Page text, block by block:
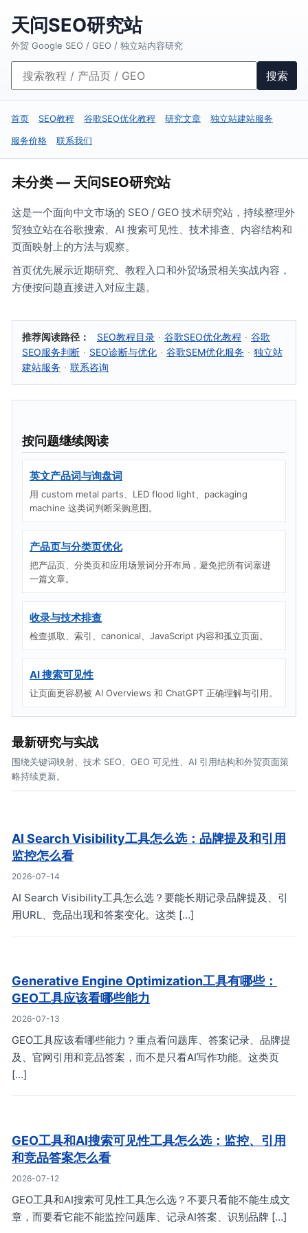
天问SEO研究站
外贸 Google SEO / GEO / 独立站内容研究
搜索
首页 SEO教程 谷歌SEO优化教程 研究文章
独立站建站服务
服务价格
联系我们
未分类 — 天问SEO研究站
这是一个面向中文市场的 SEO / GEO 技术研究站，持续整理外
贸独立站在谷歌搜索、AI 搜索可见性、技术排查、内容结构和
页面映射上的方法与观察。
首页优先展示近期研究、教程入口和外贸场景相关实战内容，
方便按问题直接进入对应主题。
推荐阅读路径： SEO教程目录 · 谷歌SEO优化教程 · 谷歌
SEO服务判断 · SEO诊断与优化 · 谷歌SEM优化服务 · 独立站
建站服务 · 联系咨询
按问题继续阅读
英文产品词与询盘词
用 custom metal parts、LED flood light、packaging
machine 这类词判断采购意图。
产品页与分类页优化
把产品页、分类页和应用场景词分开布局，避免把所有词塞进
一篇文章。
收录与技术排查
检查抓取、索引、canonical、JavaScript 内容和孤立页面。
AI 搜索可见性
让页面更容易被 AI Overviews 和 ChatGPT 正确理解与引用。
最新研究与实战
围绕关键词映射、技术 SEO、GEO 可见性、AI 引用结构和外贸页面策
略持续更新。
AI Search Visibility工具怎么选：品牌提及和引用
监控怎么看
2026-07-14
AI Search Visibility工具怎么选？要能长期记录品牌提及、引
用URL、竞品出现和答案变化。这类 […]
Generative Engine Optimization工具有哪些：
GEO工具应该看哪些能力
2026-07-13
GEO工具应该看哪些能力？重点看问题库、答案记录、品牌提
及、官网引用和竞品答案，而不是只看AI写作功能。这类页
[…]
GEO工具和AI搜索可见性工具怎么选：监控、引用
和竞品答案怎么看
2026-07-12
GEO工具和AI搜索可见性工具怎么选？不要只看能不能生成文
章，而要看它能不能监控问题库、记录AI答案、识别品牌 […]